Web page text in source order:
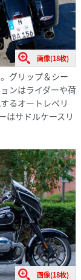
画像(18枚)
グリップ＆シー
ンはライダーや荷
るオートレベリ
はサドルケースリ
画像(18枚)